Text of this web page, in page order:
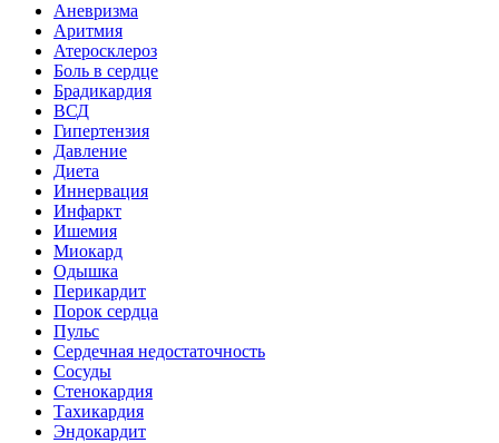
Аневризма
Аритмия
Атеросклероз
Боль в сердце
Брадикардия
ВСД
Гипертензия
Давление
Диета
Иннервация
Инфаркт
Ишемия
Миокард
Одышка
Перикардит
Порок сердца
Пульс
Сердечная недостаточность
Сосуды
Стенокардия
Тахикардия
Эндокардит